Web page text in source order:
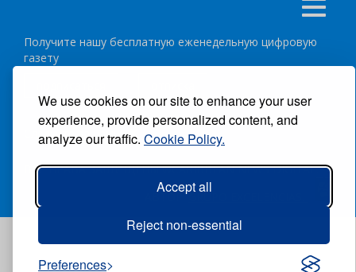
We use cookies on our site to enhance your user
experience, provide personalized content, and
analyze our traffic. Cookie Policy.
Accept all
Reject non-essential
Preferences
Получите нашу бесплатную еженедельную цифровую
газету
Следуйте за нами:
ВСЕ ПРАВА ЗАЩИЩЕНЫ ®CARIBBEAN NEWS DIGITAL.
АВТОР:GRUPO EXCELENCIAS.